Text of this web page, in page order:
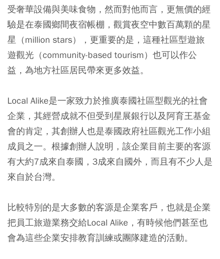
受奢華設備與美味食物，然而對他而言，更無價的經
驗是在泰國鄉間夜宿帳棚，觀賞夜空中數百萬顆的星
星（million stars），更重要的是，這種社區型遊旅
遊觀光（community-based tourism）也可以作公
益，為地方社區居民帶來更多效益。
Local Alike是一家致力於推廣泰國社區型觀光的社會
企業，其經營成就不但受到星展銀行以及阿育王基金
會的肯定，其創辦人也是泰國政府社區觀光工作小組
成員之一。根據創辦人說明，該企業目前主要的客源
有大約7成來自泰國，3成來自國外，而且有不少人是
來自於台灣。
比較特別的是大多數的客源是企業客戶，也就是企業
把員工旅遊業務交給Local Alike，有時候他們甚至也
會為這些企業安排教育訓練或團隊建造的活動。